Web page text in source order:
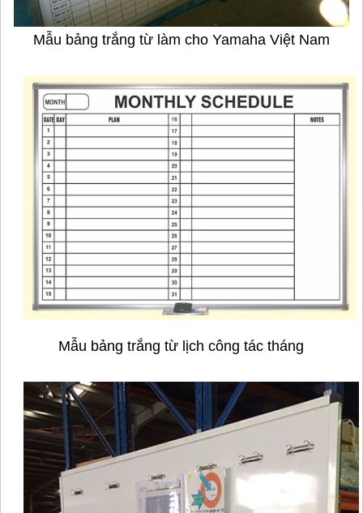
Mẫu bảng trắng từ làm cho Yamaha Việt Nam
Mẫu bảng trắng từ l ịch công tác tháng